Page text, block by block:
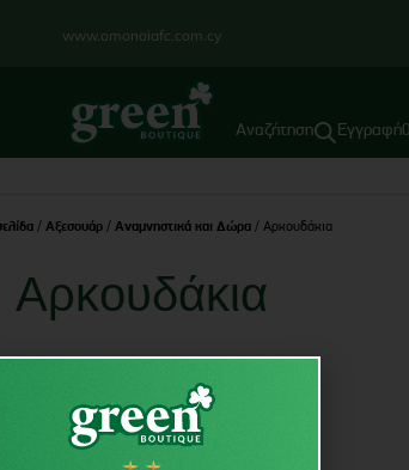
www.omonoiafc.com.cy
Εγγραφή
/ Αξεσουάρ / Αναμνηστικά και Δώρα / Αρκουδάκια
Αρκουδάκια